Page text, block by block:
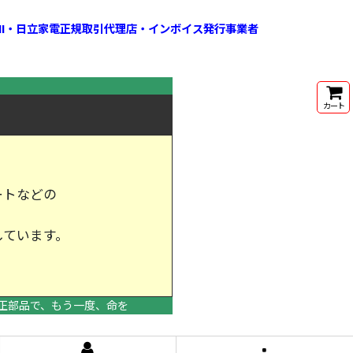
日立家電正規取引代理店・インボイス発行事業者
などの
います。
ます。
品で、もう一度、命を
カート